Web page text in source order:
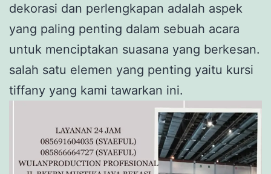
dekorasi dan perlengkapan adalah aspek
yang paling penting dalam sebuah acara
untuk menciptakan suasana yang berkesan.
salah satu elemen yang penting yaitu kursi
tiffany yang kami tawarkan ini.